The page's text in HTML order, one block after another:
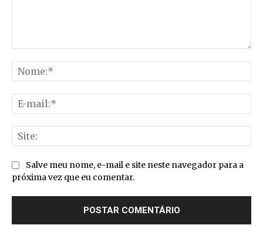
Salve meu nome, e-mail e site neste navegador para a
próxima vez que eu comentar.